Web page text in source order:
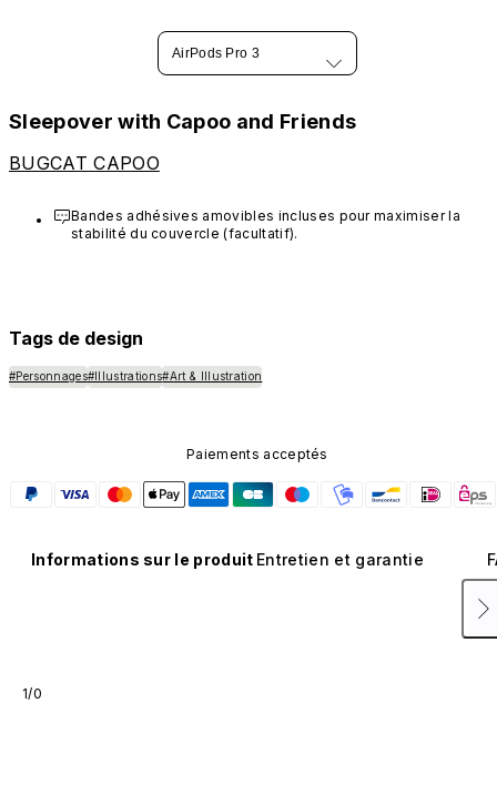
AirPods Pro 3
Sleepover with Capoo and Friends
BUGCAT CAPOO
Bandes adhésives amovibles incluses pour maximiser la
stabilité du couvercle (facultatif).
Tags de design
#Personnages#Illustrations#Art & Illustration
Paiements acceptés
Informations sur le produit Entretien et garantie
1/0